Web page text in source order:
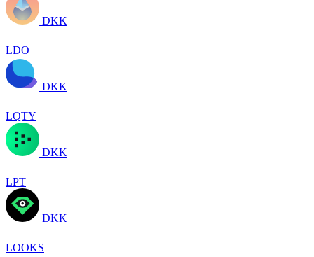
DKK
LDO
DKK
LQTY
DKK
LPT
DKK
LOOKS